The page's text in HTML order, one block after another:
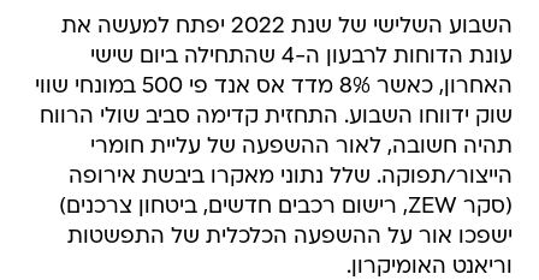
השבוע השלישי של שנת 2022 יפתח למעשה את
עונת הדוחות לרבעון ה-4 שהתחילה ביום שישי
האחרון, כאשר 8% מדד אס אנד פי 500 במונחי שווי
שוק ידווחו השבוע. התחזית קדימה סביב שולי הרווח
תהיה חשובה, לאור ההשפעה של עליית חומרי
הייצור/תפוקה. שלל נתוני מאקרו ביבשת אירופה
(סקר ZEW, רישום רכבים חדשים, ביטחון צרכנים)
ישפכו אור על ההשפעה הכלכלית של התפשטות
וריאנט האומיקרון.